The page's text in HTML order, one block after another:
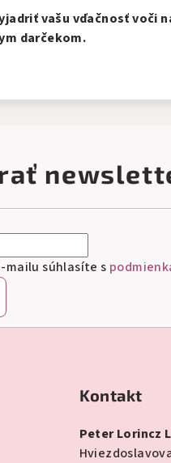
vašu vďačnosť
darčekom.
mailu súhlasíte s
Kontakt
Peter Lorincz